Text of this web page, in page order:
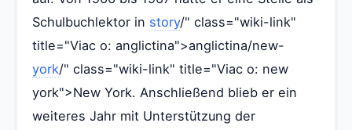
Schulbuchlektor in story/" class="wiki-link"
title="Viac o: anglictina">anglictina/new-
york/" class="wiki-link" title="Viac o: new
york">New York. Anschließend blieb er ein
weiteres Jahr mit Unterstützung der